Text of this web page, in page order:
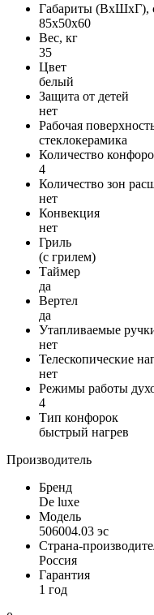
Габариты (ВxШxГ),
85x50x60
Вес, кг
35
Цвет
белый
Защита от детей
нет
Рабочая
стеклокерамика
Количество
4
Количество зон
нет
Конвекция
нет
Гриль
(с грилем)
Таймер
да
Вертел
да
Утапливаемые
нет
Телескопические
нет
Режимы работы
4
Тип конфорок
быстрый нагрев
Производитель
Бренд
De luxe
Модель
506004.03 эс
Страна-
Россия
Гарантия
1 год